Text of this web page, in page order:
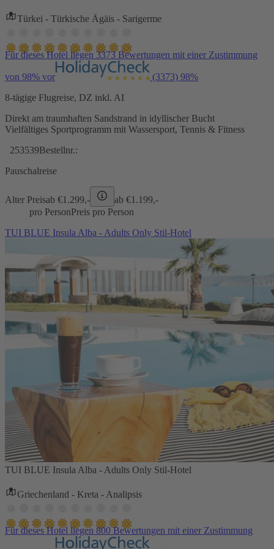
Türkei - Türkische Ägäis - Sarigerme
Für dieses Hotel liegen 3373 Bewertungen mit einer Zustimmung
von 98% vor (3373) 98%
8-tägige Flugreise, DZ inkl. AI
Direkt am traumhaften Sandstrand in idyllischer Bucht
Vielfältiges Sportprogramm mit Wassersport, Tennis & Fitness
253539Bestellnr.:
Pauschalreise
Alter Preisab €1.299,- ab €1.199,-
pro PersonPreis pro Person
TUI BLUE Insula Alba - Adults Only Stil-Hotel
TUI BLUE Insula Alba - Adults Only Stil-Hotel
Griechenland - Kreta - Analipsis
Für dieses Hotel liegen 800 Bewertungen mit einer Zustimmung